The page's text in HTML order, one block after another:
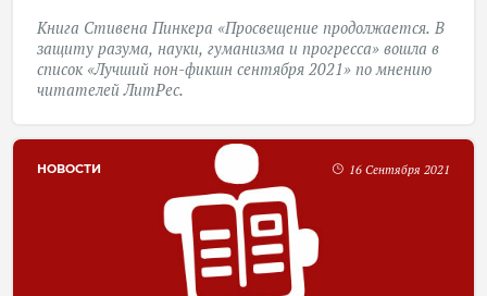
Книга Стивена Пинкера «Просвещение продолжается. В
защиту разума, науки, гуманизма и прогресса» вошла в
список «Лучший нон-фикшн сентября 2021» по мнению
читателейЛитРес.
НОВОСТИ 16 Сентября 2021